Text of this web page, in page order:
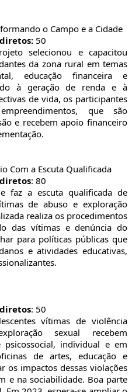
o Campo e a Cidade
50
selecionou e capacitou
da zona rural em temas
educação financeira e
à geração de renda e à
de vida, os participantes
que são
e recebem apoio financeiro
Com a Escuta Qualificada
: 80
faz a escuta qualificada de
de abuso e exploração
realiza os procedimentos
das vítimas e denúncia do
para políticas públicas que
e atividades educativas,
: 50
vítimas de violência
sexual recebem
individual e em
de artes, educação e
os impactos dessas violações
e na sociabilidade. Boa parte